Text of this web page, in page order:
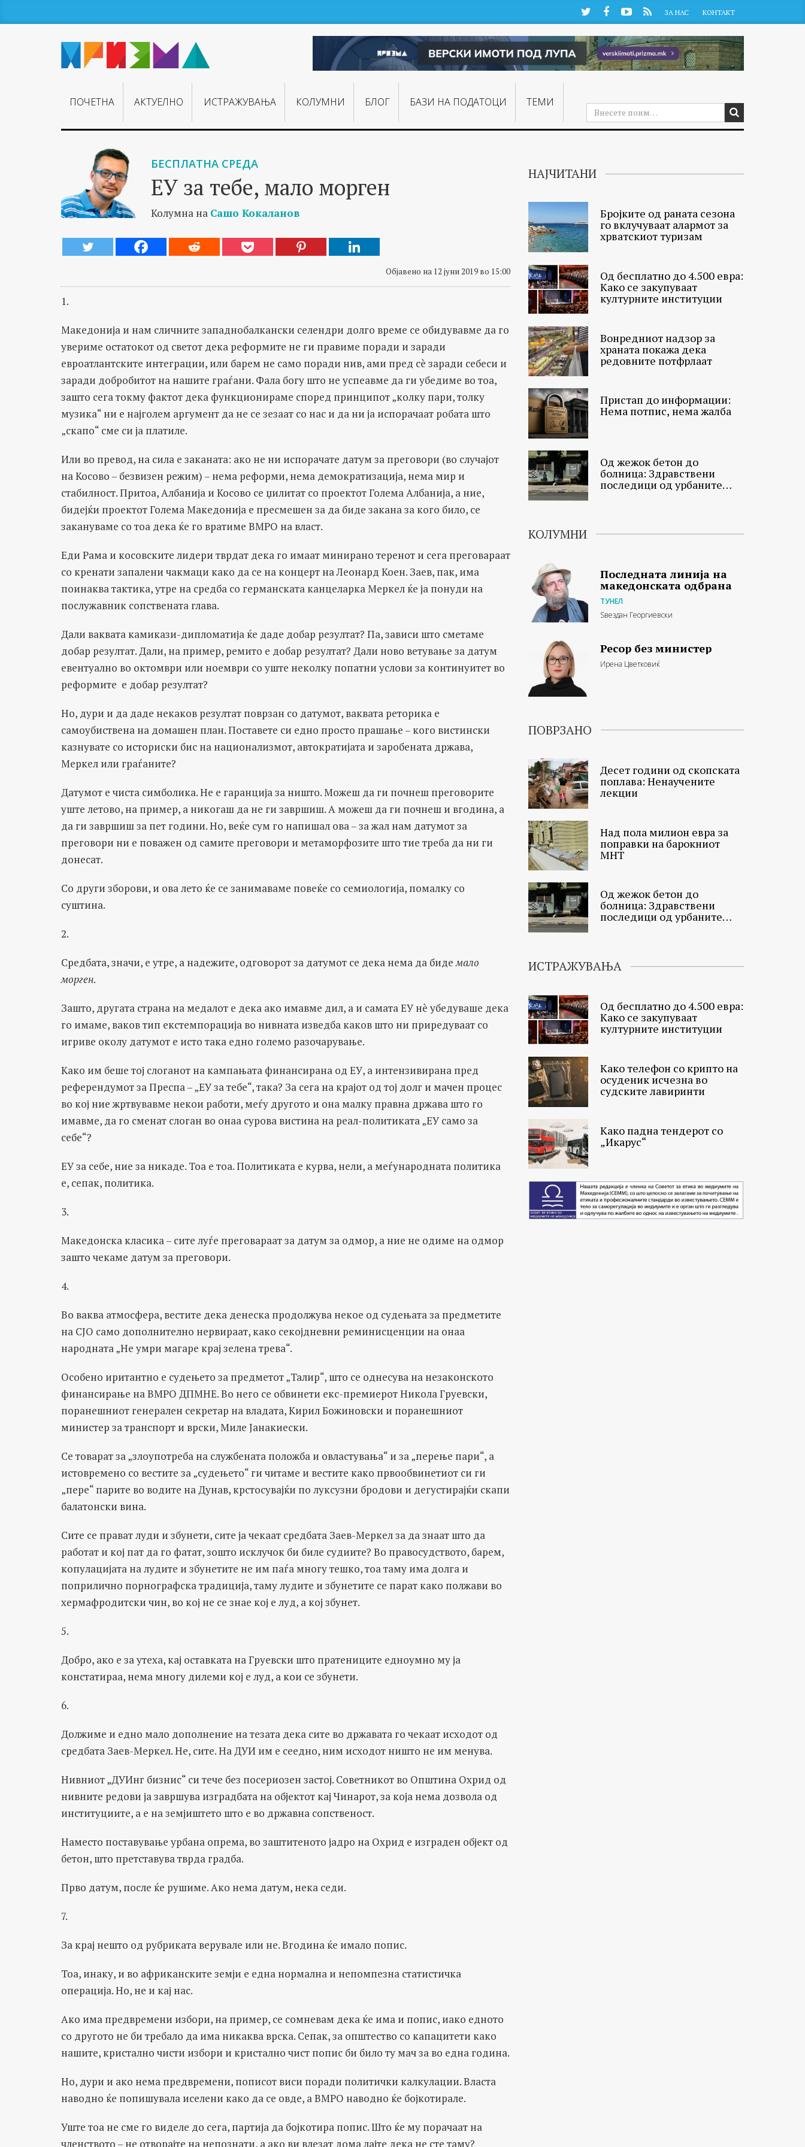
TwitterFacebookYouTube
RSS ЗА НАС КОНТАКТ
ПОЧЕТНА АКТУЕЛНО ИСТРАЖУВАЊA КОЛУМНИ БЛОГ БАЗИ НА ПОДАТОЦИ ТЕМИ
БЕСПЛАТНА СРЕДА
ЕУ за тебе, мало морген
Колумна на Сашо Кокаланов
Објавено на 12 јуни 2019 во 15:00
1.
Македонија и нам сличните западнобалкански селендри долго време се обидувавме да го
увериме остатокот од светот дека реформите не ги правиме поради и заради
евроатлантските интеграции, или барем не само поради нив, ами пред сè заради себеси и
заради добробитот на нашите граѓани. Фала богу што не успеавме да ги убедиме во тоа,
зашто сега токму фактот дека функционираме според принципот „колку пари, толку
музика“ ни е најголем аргумент да не се зезаат со нас и да ни ја испорачаат робата што
„скапо“ сме си ја платиле.
Или во превод, на сила е заканата: ако не ни испорачате датум за преговори (во случајот
на Косово – безвизен режим) – нема реформи, нема демократизација, нема мир и
стабилност. Притоа, Албанија и Косово се џилитат со проектот Голема Албанија, а ние,
бидејќи проектот Голема Македонија е пресмешен за да биде закана за кого било, се
закануваме со тоа дека ќе го вратиме ВМРО на власт.
Еди Рама и косовските лидери тврдат дека го имаат минирано теренот и сега преговараат
со кренати запалени чакмаци како да се на концерт на Леонард Коен. Заев, пак, има
поинаква тактика, утре на средба со германската канцеларка Меркел ќе ја понуди на
послужавник сопствената глава.
Дали ваквата камикази-дипломатија ќе даде добар резултат? Па, зависи што сметаме
добар резултат. Дали, на пример, ремито е добар резултат? Дали ново ветување за датум
евентуално во октомври или ноември со уште неколку попатни услови за континуитет во
реформите е добар резултат?
Но, дури и да даде некаков резултат поврзан со датумот, ваквата реторика е
самоубиствена на домашен план. Поставете си едно просто прашање – кого вистински
казнувате со историски бис на национализмот, автократијата и заробената држава,
Меркел или граѓаните?
Датумот е чиста симболика. Не е гаранција за ништо. Можеш да ги почнеш преговорите
уште летово, на пример, а никогаш да не ги завршиш. А можеш да ги почнеш и вгодина, а
да ги завршиш за пет години. Но, веќе сум го напишал ова – за жал нам датумот за
преговори ни е поважен од самите преговори и метаморфозите што тие треба да ни ги
донесат.
Со други зборови, и ова лето ќе се занимаваме повеќе со семиологија, помалку со
суштина.
2.
Средбата, значи, е утре, а надежите, одговорот за датумот се дека нема да бидемало
морген.
Зашто, другата страна на медалот е дека ако имавме дил, а и самата ЕУ нè убедуваше дека
го имаме, ваков тип екстемпорација во нивната изведба каков што ни приредуваат со
игриве околу датумот е исто така едно големо разочарување.
Како им беше тој слоганот на кампањата финансирана од ЕУ, а интензивирана пред
референдумот за Преспа – „ЕУ за тебе“, така? За сега на крајот од тој долг и мачен процес
во кој ние жртвувавме некои работи, меѓу другото и она малку правна држава што го
имавме, да го сменат слоган во онаа сурова вистина на реал-политиката „ЕУ само за
себе“?
ЕУ за себе, ние за никаде. Тоа е тоа. Политиката е курва, нели, а меѓународната политика
е, сепак, политика.
3.
Македонска класика – сите луѓе преговараат за датум за одмор, а ние не одиме на одмор
зашто чекаме датум за преговори.
4.
Во ваква атмосфера, вестите дека денеска продолжува некое од судењата за предметите
на СЈО само дополнително нервираат, како секојдневни реминисценции на онаа
народната „Не умри магаре крај зелена трева“.
Особено иритантно е судењето за предметот „Талир“, што се однесува на незаконското
финансирање на ВМРО ДПМНЕ. Во него се обвинети екс-премиерот Никола Груевски,
поранешниот генерален секретар на владата, Кирил Божиновски и поранешниот
министер за транспорт и врски, Миле Јанакиески.
Се товарат за „злоупотреба на службената положба и овластувања“ и за „перење пари“, а
истовремено со вестите за „судењето“ ги читаме и вестите како првообвинетиот си ги
„пере“ парите во водите на Дунав, крстосувајќи по луксузни бродови и дегустирајќи скапи
балатонски вина.
Сите се прават луди и збунети, сите ја чекаат средбата Заев-Меркел за да знаат што да
работат и кој пат да го фатат, зошто исклучок би биле судиите? Во правосудството, барем,
копулацијата на лудите и збунетите не им паѓа многу тешко, тоа таму има долга и
поприлично порнографска традиција, таму лудите и збунетите се парат како полжави во
хермафродитски чин, во кој не се знае кој е луд, а кој збунет.
5.
Добро, ако е за утеха, кај оставката на Груевски што пратениците едноумно му ја
констатираа, нема многу дилеми кој е луд, а кои се збунети.
6.
Должиме и едно мало дополнение на тезата дека сите во државата го чекаат исходот од
средбата Заев-Меркел. Не, сите. На ДУИ им е сеедно, ним исходот ништо не им менува.
Нивниот „ДУИнг бизнис“ си тече без посериозен застој. Советникот во Општина Охрид од
нивните редови ја завршува изградбата на објектот кај Чинарот, за која нема дозвола од
институциите, а е на земјиштето што е во државна сопственост.
Наместо поставување урбана опрема, во заштитеното јадро на Охрид е изграден објект од
бетон, што претставува тврда градба.
Прво датум, после ќе рушиме. Ако нема датум, нека седи.
7.
За крај нешто од рубриката верувале или не. Вгодина ќе имало попис.
Тоа, инаку, и во африканските земји е една нормална и непомпезна статистичка
операција. Но, не и кај нас.
Ако има предвремени избори, на пример, се сомневам дека ќе има и попис, иако едното
со другото не би требало да има никаква врска. Сепак, за општество со капацитети како
нашите, кристално чисти избори и кристално чист попис би било ту мач за во една година.
Но, дури и ако нема предвремени, пописот виси поради политички калкулации. Власта
наводно ќе попишувала иселени како да се овде, а ВМРО наводно ќе бојкотирале.
Уште тоа не сме го виделе до сега, партија да бојкотира попис. Што ќе му порачаат на
членството – не отворајте на непознати, а ако ви влезат дома лајте дека не сте таму?
НАЈЧИТАНИ
Бројките од раната сезона
го вклучуваат алармот за
хрватскиот туризам
Од бесплатно до 4.500 евра:
Како се закупуваат
културните институции
Вонредниот надзор за
храната покажа дека
редовните потфрлаат
Пристап до информации:
Нема потпис, нема жалба
Од жежок бетон до
болница: Здравствени
последици од урбаните
КОЛУМНИ
Последната линија на
македонската одбрана
ТУНЕЛ
Ѕвездан Георгиевски
Ресор без министер
Ирена Цветковиќ
ПОВРЗАНО
Десет години од скопската
поплава: Ненаучените
лекции
Над пола милион евра за
поправки на барокниот
МНТ
Од жежок бетон до
болница: Здравствени
последици од урбаните
ИСТРАЖУВАЊА
Од бесплатно до 4.500 евра:
Како се закупуваат
културните институции
Како телефон со крипто на
осуденик исчезна во
судските лавиринти
Како падна тендерот со
„Икарус“